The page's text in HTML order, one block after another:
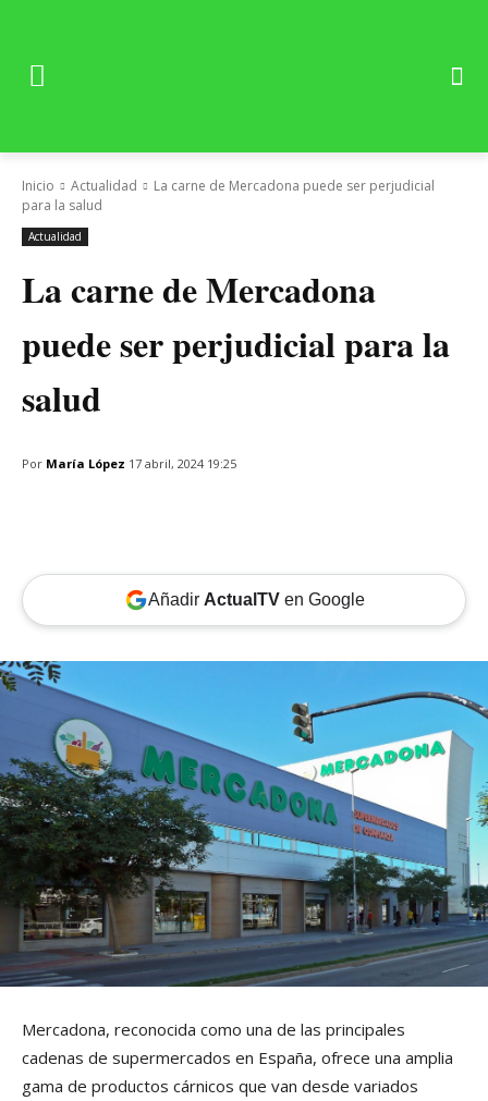
Inicio Actualidad
La carne de Mercadona puede ser perjudicial
para la salud
Actualidad
La carne de Mercadona
puede ser perjudicial para la
salud
Por María López 17 abril, 2024 19:25
Añadir ActualTVen Google
Mercadona, reconocida como una de las principales
cadenas de supermercados en España, ofrece una amplia
gama de productos cárnicos que van desde variados